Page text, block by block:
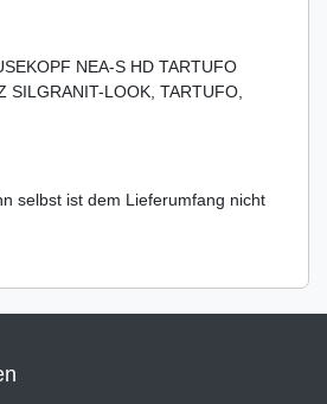
NEA-S HD TARTUFO
SILGRANIT-LOOK, TARTUFO,
selbst ist dem Lieferumfang nicht